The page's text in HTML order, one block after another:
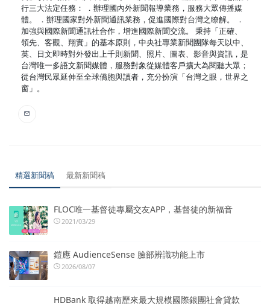
行三大法定任務： ．辦理國內外新聞報導業務，服務大眾傳播媒
體。 ．辦理國家對外新聞通訊業務，促進國際對台灣之瞭解。 ．
加強與國際新聞通訊社合作，增進國際新聞交流。 秉持「正確、
領先、客觀、翔實」的基本原則，中央社專業新聞團隊每天以中、
英、日文即時對外發出上千則新聞、照片、圖表、影音與資訊，是
台灣唯一多語文新聞媒體，服務對象從媒體客戶擴大為閱聽大眾；
從台灣民眾延伸至全球僑胞與讀者，充分扮演「台灣之眼，世界之
窗」。
精選新聞稿 最新新聞稿
FLOC唯一基督徒專屬交友APP，基督徒的新福音
2021/03/29
鎧應 AudienceSense 臉部辨識功能上市
2026/08/07
HDBank 取得越南歷來最大規模國際銀團社會貸款